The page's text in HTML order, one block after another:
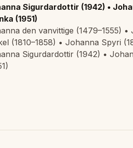
Sigurdardottir (1942) •
(1951)
den vanvittige (1479–1555) •
(1810–1858) • Johanna Spyri
Sigurdardottir (1942) •